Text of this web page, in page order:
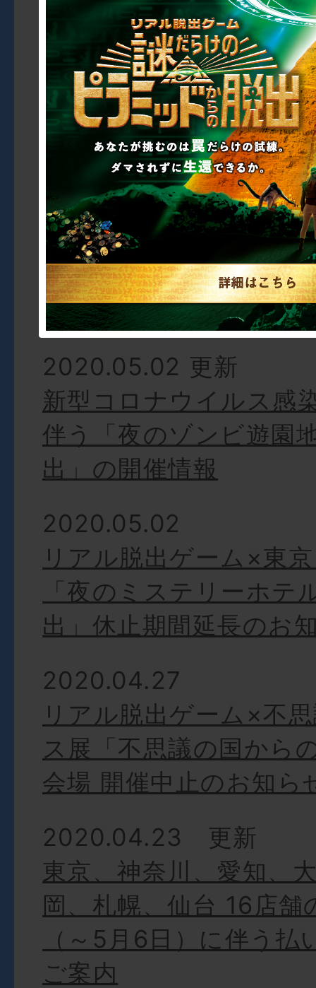
福岡、宮城、札幌の16
定で臨時休業
・その他会場での一部
催延期、休止期間の延
2020.05.02 更新
新型コロナウイルス感
伴う 「ジョジョの奇妙
の脱出」SCRAP運営店
に関する開催情報
2020.05.02 更新
新型コロナウイルス感
伴う「夜のゾンビ遊園
出」の開催情報
2020.05.02
リアル脱出ゲーム×東
「夜のミステリーホテ
出」休止期間延長のお
2020.04.27
リアル脱出ゲーム×不
ス展「不思議の国から
会場 開催中止のお知ら
2020.04.23 更新
東京、神奈川、愛知、
岡、札幌、仙台 16店舗
（～5月6日）に伴う払
ご案内